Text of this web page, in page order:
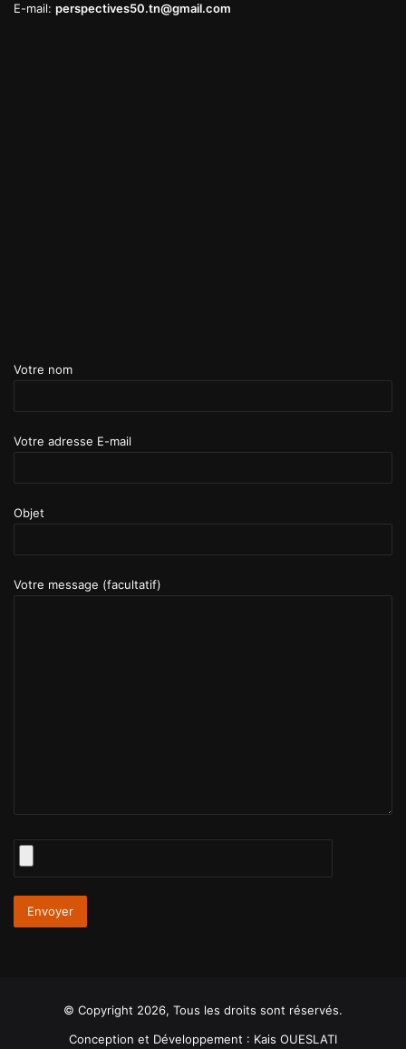
E-mail: perspectives50.tn@gmail.com
Votre nom
Votre adresse E-mail
Objet
Votre message (facultatif)
© Copyright 2026, Tous les droits sont réservés.
Conception et Développement : Kais OUESLATI